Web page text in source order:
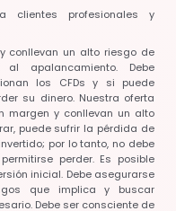
clientes profesionales y
conllevan un alto riesgo de
apalancamiento. Debe
los CFDs y si puede
su dinero. Nuestra oferta
margen y conllevan un alto
puede sufrir la pérdida de
por lo tanto, no debe
perder. Es posible
inicial. Debe asegurarse
que implica y buscar
Debe ser consciente de